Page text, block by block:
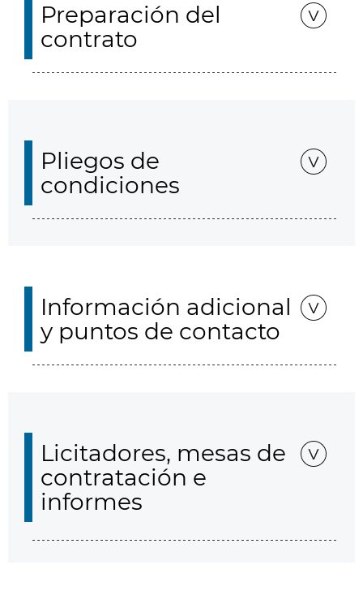
Preparación del
contrato
Pliegos de
condiciones
Información adicional
y puntos de contacto
Licitadores, mesas de
contratación e
informes